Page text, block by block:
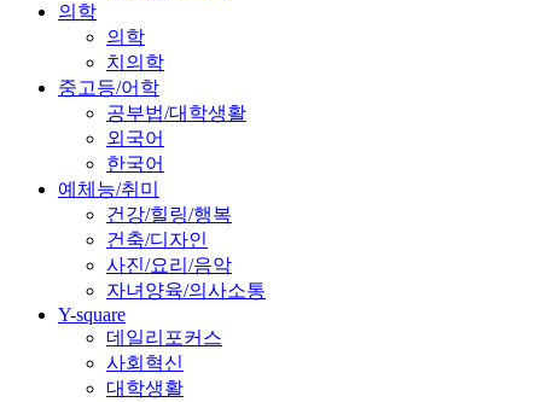
의학
의학
치의학
중고등/어학
공부법/대학생활
외국어
한국어
예체능/취미
건강/힐링/행복
건축/디자인
사진/요리/음악
자녀양육/의사소통
Y-square
데일리포커스
사회혁신
대학생활